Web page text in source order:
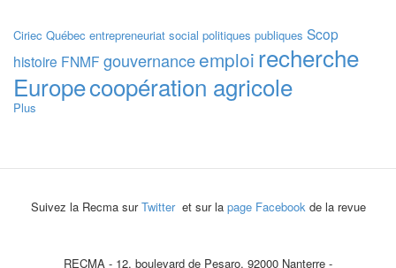
Ciriec Québec entrepreneuriat social politiques publiques Scop
histoire FNMF gouvernanceemploi recherche
Europecoopération agricole
Plus
Suivez la Recma surTwitter et sur la page Facebook de la revue
RECMA - 12, boulevard de Pesaro, 92000 Nanterre -